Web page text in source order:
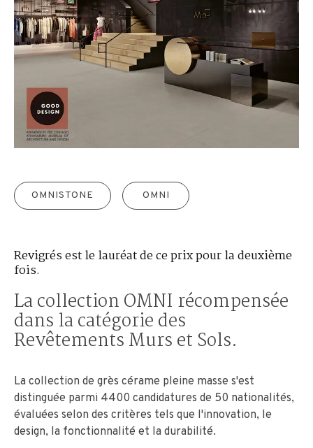
OMNISTONE OMNI
Revigrés est le lauréat de ce prix pour la deuxième
fois.
La collection OMNI récompensée
dans la catégorie des
Revêtements Murs et Sols.
La collection de grès cérame pleine masse s'est
distinguée parmi 4400 candidatures de 50 nationalités,
évaluées selon des critères tels que l'innovation, le
design, la fonctionnalité et la durabilité.